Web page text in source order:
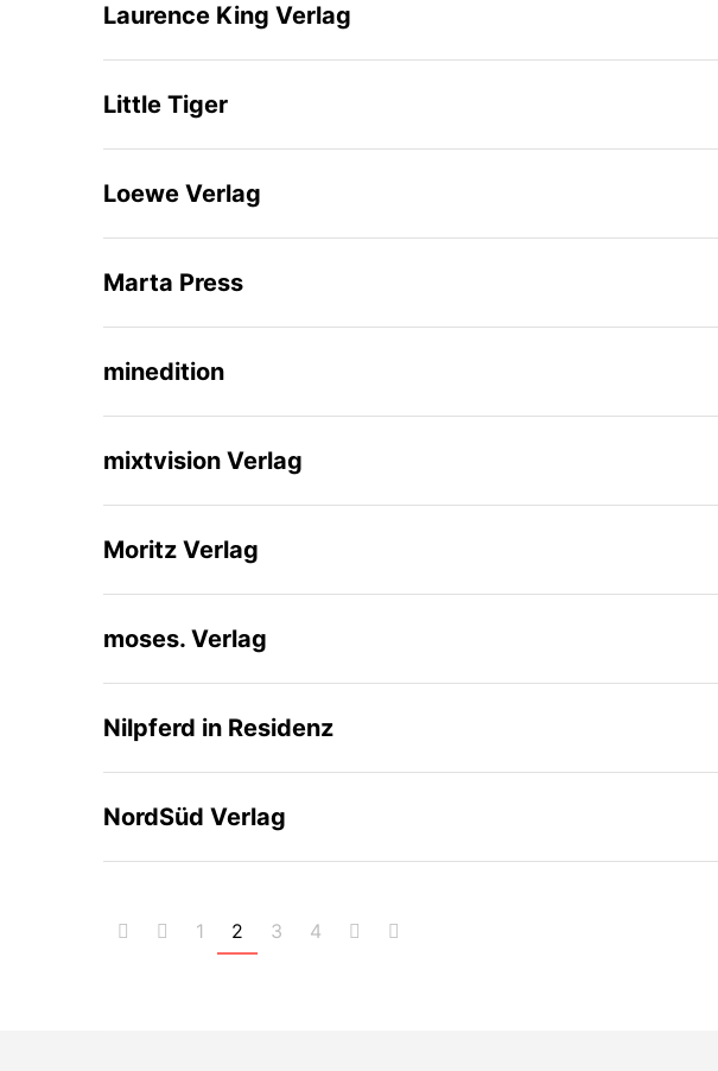
Laurence King Verlag
Little Tiger
Loewe Verlag
Marta Press
minedition
mixtvision Verlag
Moritz Verlag
moses. Verlag
Nilpferd in Residenz
NordSüd Verlag
1 2 3 4